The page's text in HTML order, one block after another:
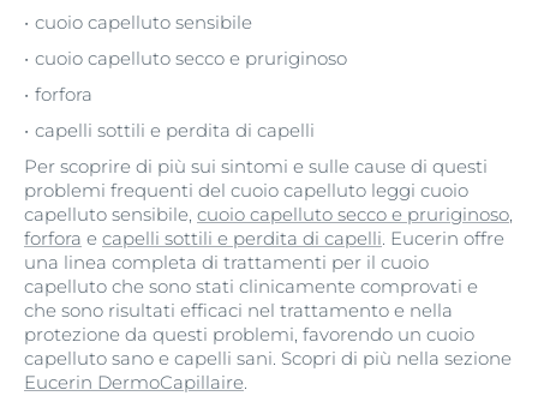
cuoio capelluto sensibile
cuoio capelluto secco e pruriginoso
forfora
capelli sottili e perdita di capelli
Per scoprire di più sui sintomi e sulle cause di questi
problemi frequenti del cuoio capelluto leggi cuoio
capelluto sensibile, cuoio capelluto secco e pruriginoso,
forfora e capelli sottili e perdita di capelli. Eucerin offre
una linea completa di trattamenti per il cuoio
capelluto che sono stati clinicamente comprovati e
che sono risultati efficaci nel trattamento e nella
protezione da questi problemi, favorendo un cuoio
capelluto sano e capelli sani. Scopri di più nella sezione
Eucerin DermoCapillaire.